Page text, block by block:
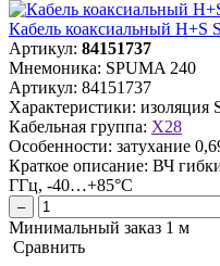
Кабель коаксиальный H+S
Артикул: 84151737
Мнемоника: SPUMA 240
Артикул: 84151737
Характеристики: изоляция
Кабельная группа: X28
Особенности: затухание
Краткое описание: ВЧ
ГГц, -40…+85°C
–
Минимальный заказ 1 м
Сравнить